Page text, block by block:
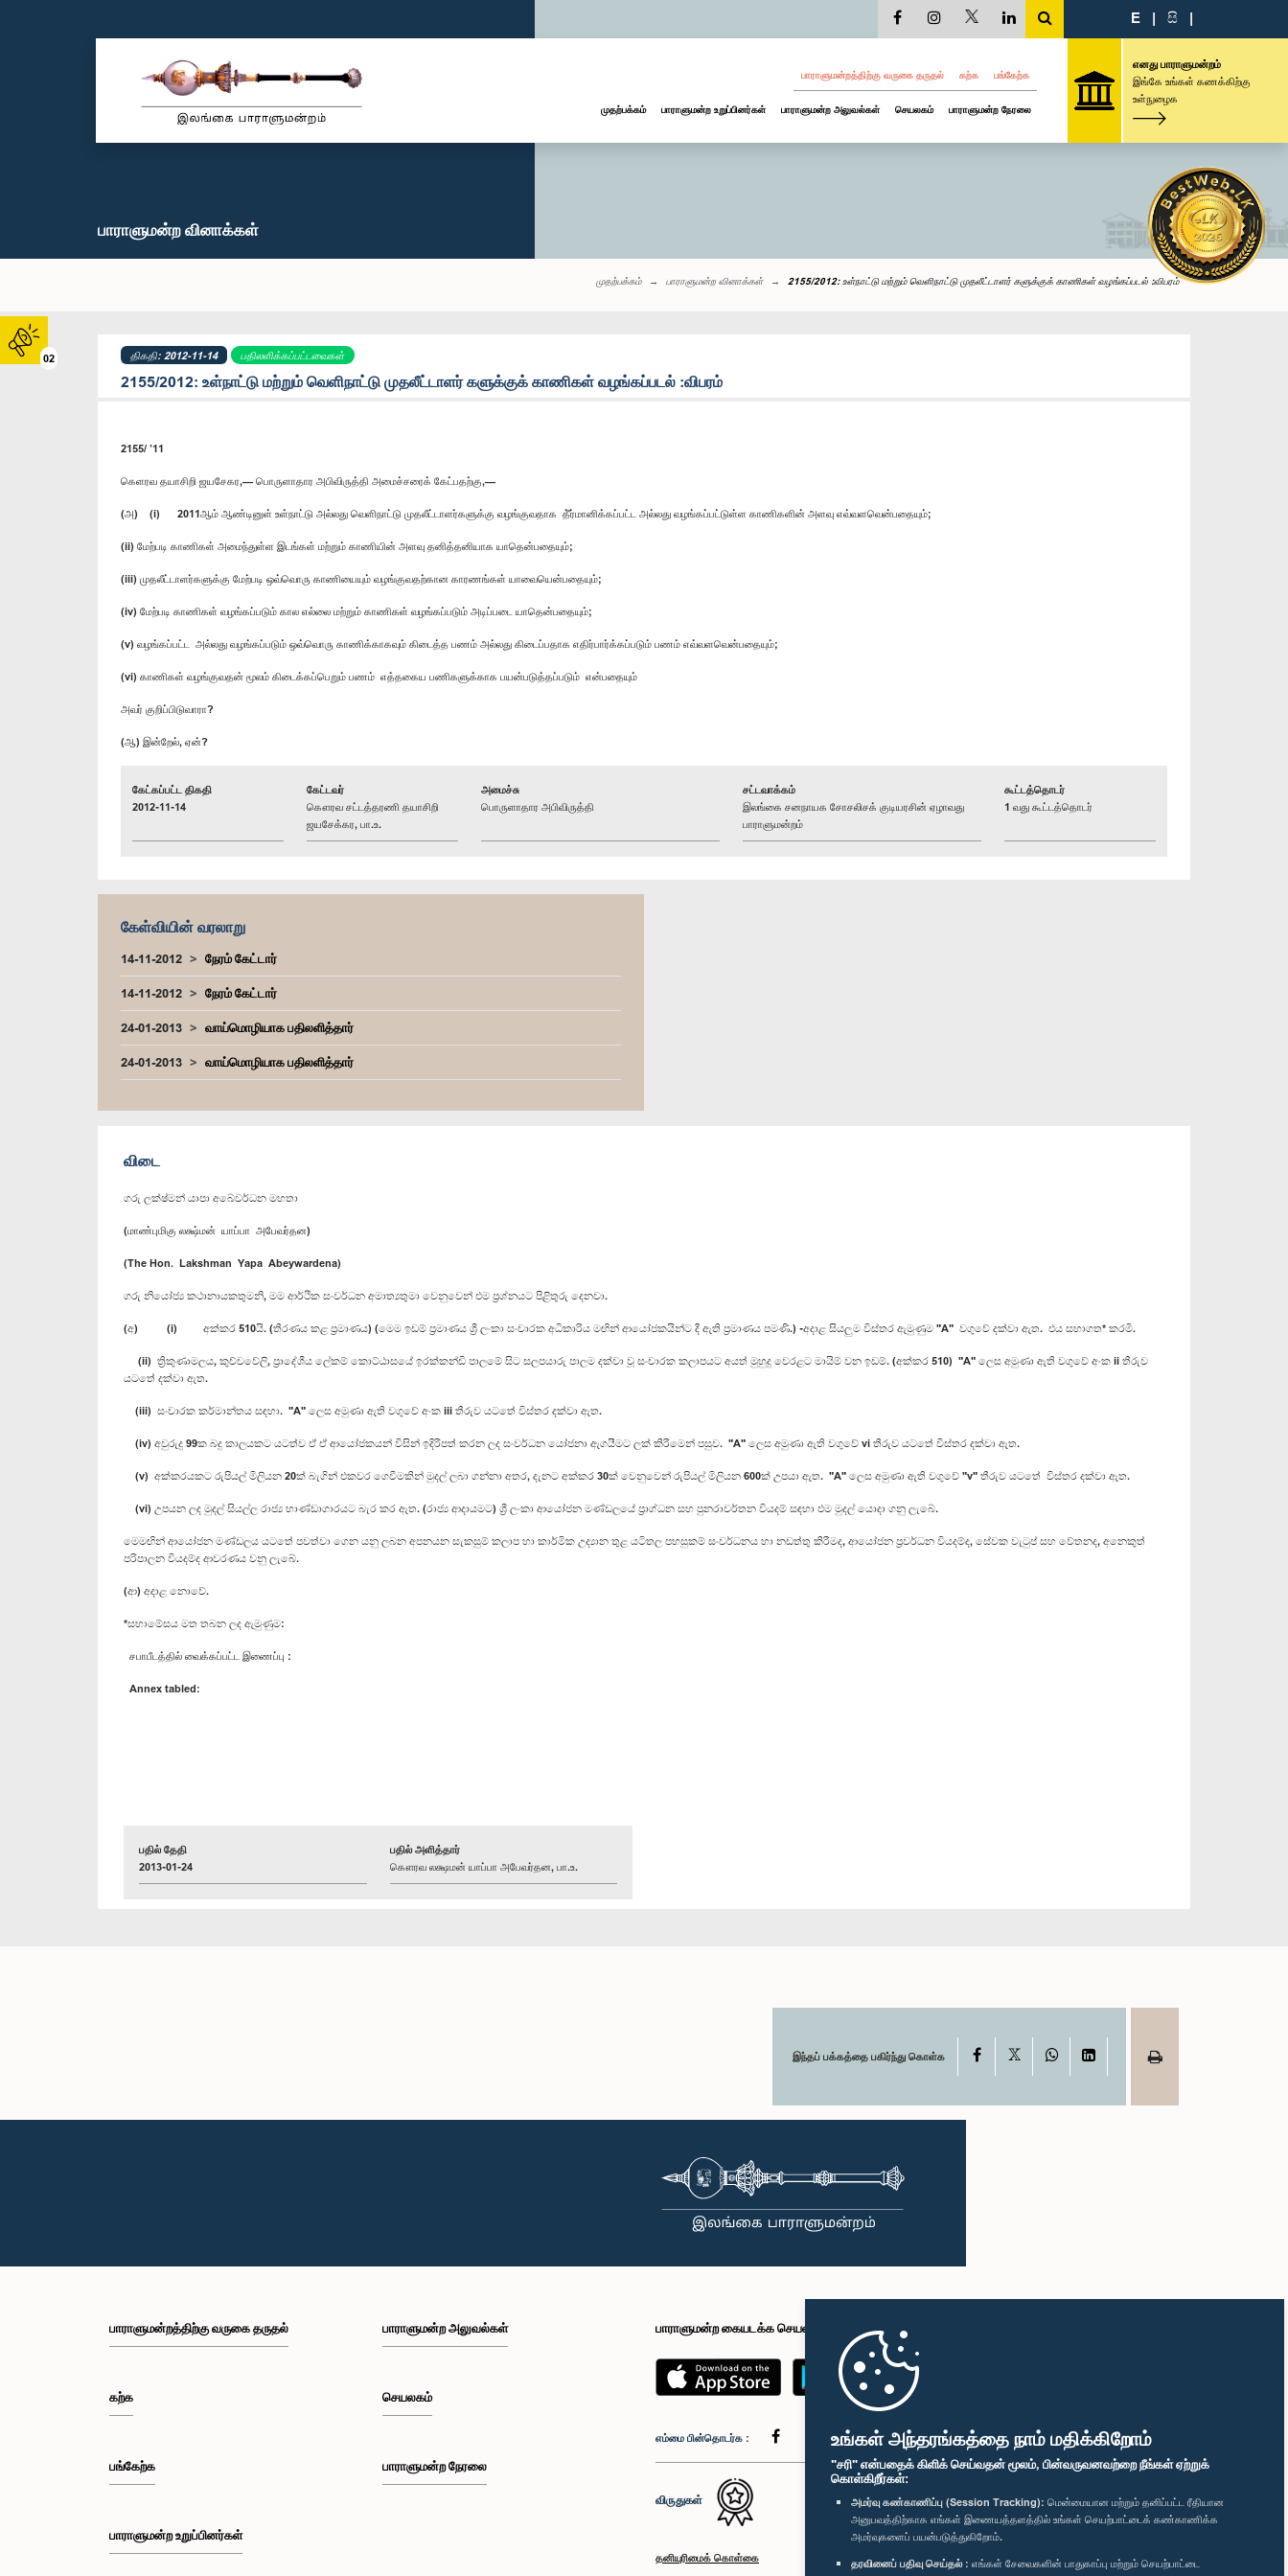
உங்கள் அந்தரங்கத்தை நாம் மதிக்கிறோம்
"சரி" என்பதைக் கிளிக் செய்வதன் மூலம், பின்வருவனவற்றை நீங்கள் ஏற்றுக்
கொள்கிறீர்கள்:
அமர்வு கண்காணிப்பு (Session Tracking): மென்மையான மற்றும் தனிப்பட்ட ரீதியான
அனுபவத்திற்காக எங்கள் இணையத்தளத்தில் உங்கள் செயற்பாட்டைக் கண்காணிக்க
அமர்வுகளைப் பயன்படுத்துகிறோம்.
தரவினைப் பதிவு செய்தல் : எங்கள் சேவைகளின் பாதுகாப்பு மற்றும் செயற்பாட்டை
02
E | සි |
பாராளுமன்றத்திற்கு வருகை தருதல் கற்க பங்கேற்க
முதற்பக்கம் பாராளுமன்ற உறுப்பினர்கள் பாராளுமன்ற அலுவல்கள் செயலகம் பாராளுமன்ற நேரலை
எனது பாராளுமன்றம்
இங்கே உங்கள் கணக்கிற்கு
உள்நுழைக
பாராளுமன்ற வினாக்கள்
முதற்பக்கம் பாராளுமன்ற வினாக்கள் 2155/2012: உள்நாட்டு மற்றும் வெளிநாட்டு முதலீட்டாளர் களுக்குக் காணிகள் வழங்கப்படல் :விபரம்
திகதி: 2012-11-14 பதிலளிக்கப்பட்டவைகள்
2155/2012: உள்நாட்டு மற்றும் வெளிநாட்டு முதலீட்டாளர் களுக்குக் காணிகள் வழங்கப்படல் :விபரம்
2155/ ’11
கெளரவ தயாசிறி ஜயசேகர,— பொருளாதார அபிவிருத்தி அமைச்சரைக் கேட்பதற்கு,—
(அ) (i) 2011ஆம் ஆண்டினுள் உள்நாட்டு அல்லது வெளிநாட்டு முதலீட்டாளர்களுக்கு வழங்குவதாக தீ்ர்மானிக்கப்பட்ட அல்லது வழங்கப்பட்டுள்ள காணிகளின் அளவு எவ்வளவென்பதையும்;
(ii) மேற்படி காணிகள் அமைந்துள்ள இடங்கள் மற்றும் காணியின் அளவு தனித்தனியாக யாதென்பதையும்;
(iii) முதலீட்டாளர்களுக்கு மேற்படி ஒவ்வொரு காணியையும் வழங்குவதற்கான காரணங்கள் யாவையென்பதையும்;
(iv) மேற்படி காணிகள் வழங்கப்படும் கால எல்லை மற்றும் காணிகள் வழங்கப்படும் அடிப்படை யாதென்பதையும்;
(v) வழங்கப்பட்ட அல்லது வழங்கப்படும் ஒவ்வொரு காணிக்காகவும் கிடைத்த பணம் அல்லது கிடைப்பதாக எதிர்பார்க்கப்படும் பணம் எவ்வளவென்பதையும்;
(vi) காணிகள் வழங்குவதன் மூலம் கிடைக்கப்பெறும் பணம் எத்தகைய பணிகளுக்காக பயன்படுத்தப்படும் என்பதையும்
அவர் குறிப்பிடுவாரா?
(ஆ) இன்றேல், ஏன்?
கேட்கப்பட்ட திகதி
2012-11-14
கேட்டவர்
கௌரவ சட்டத்தரணி தயாசிறி
ஜயசேக்கர, பா.உ.
அமைச்சு
பொருளாதார அபிவிருத்தி
சட்டவாக்கம்
இலங்கை சனநாயக சோசலிசக் குடியரசின் ஏழாவது
பாராளுமன்றம்
கூட்டத்தொடர்
1 வது கூட்டத்தொடர்
கேள்வியின் வரலாறு
14-11-2012
நேரம் கேட்டார்
14-11-2012
நேரம் கேட்டார்
24-01-2013
வாய்மொழியாக பதிலளித்தார்
24-01-2013
வாய்மொழியாக பதிலளித்தார்
விடை
ගරු ලක්ෂ්මන් යාපා අබේවර්ධන මහතා
(மாண்புமிகு லக்ஷ்மன் யாப்பா அபேவர்தன)
(The Hon. Lakshman Yapa Abeywardena)
ගරු නියෝජ්‍ය කථානායකතුමනි, මම ආර්ථික සංවර්ධන අමාත්‍යතුමා වෙනුවෙන් එම ප්‍රශ්නයට පිළිතුරු දෙනවා.
(අ) (i) අක්කර 510යි. (තීරණය කළ ප්‍රමාණය) (මෙම ඉඩම් ප්‍රමාණය ශ්‍රී ලංකා සංචාරක අධිකාරිය මඟින් ආයෝජකයින්ට දී ඇති ප්‍රමාණය පමණි.) -අදාළ සියලුම විස්තර ඇමුණුම "A" වගුවේ දක්වා ඇත. එය සභාගත* කරමි.
(ii) ත්‍රිකුණාමලය, කුච්චවේලි, ප්‍රාදේශීය ලේකම් කොට්ඨාසයේ ඉරක්කන්ඩි පාලමේ සිට සලපයාරු පාලම දක්වා වූ සංචාරක කලාපයට අයත් මුහුදු වෙරළට මායිම් වන ඉඩම්. (අක්කර 510) "A" ලෙස අමුණා ඇති වගුවේ අංක ii තීරුව
යටතේ දක්වා ඇත.
(iii) සංචාරක කර්මාන්තය සඳහා. "A" ලෙස අමුණා ඇති වගුවේ අංක iii තීරුව යටතේ විස්තර දක්වා ඇත.
(iv) අවුරුදු 99ක බදු කාලයකට යටත්ව ඒ ඒ ආයෝජකයන් විසින් ඉදිරිපත් කරන ලද සංවර්ධන යෝජනා ඇගයීමට ලක් කිරීමෙන් පසුව. "A" ලෙස අමුණා ඇති වගුවේ vi තීරුව යටතේ විස්තර දක්වා ඇත.
(v) අක්කරයකට රුපියල් මිලියන 20ක් බැගින් එකවර ගෙවීමකින් මුදල් ලබා ගන්නා අතර, දැනට අක්කර 30ක් වෙනුවෙන් රුපියල් මිලියන 600ක් උපයා ඇත. "A" ලෙස අමුණා ඇති වගුවේ "v" තීරුව යටතේ විස්තර දක්වා ඇත.
(vi) උපයන ලද මුදල් සියල්ල රාජ්‍ය භාණ්ඩාගාරයට බැර කර ඇත. (රාජ්‍ය ආදායමට) ශ්‍රී ලංකා ආයෝජන මණ්ඩලයේ ප්‍රාග්ධන සහ පුනරාවර්තන වියදම් සඳහා එම මුදල් යොදා ගනු ලැබේ.
මෙමඟින් ආයෝජන මණ්ඩලය යටතේ පවත්වා ගෙන යනු ලබන අපනයන සැකසුම් කලාප හා කාර්මික උද්‍යාන තුළ යටිතල පහසුකම් සංවර්ධනය හා නඩත්තු කිරීමද, ආයෝජන ප්‍රවර්ධන වියදම්ද, සේවක වැටුප් සහ වේතනද, අනෙකුත්
පරිපාලන වියදම්ද ආවරණය වනු ලැබේ.
(ආ) අදාළ නොවේ.
*සභාමේසය මත තබන ලද ඇමුණුම:
சபாபீடத்தில் வைக்கப்பட்ட இணைப்பு :
Annex tabled:
பதில் தேதி
2013-01-24
பதில் அளித்தார்
கௌரவ லக்ஷமன் யாப்பா அபேவர்தன, பா.உ.
இந்தப் பக்கத்தை பகிர்ந்து கொள்க Facebook WhatsAppLinkedIn
பாராளுமன்றத்திற்கு வருகை தருதல்
கற்க
பங்கேற்க
பாராளுமன்ற உறுப்பினர்கள்
பாராளுமன்ற அலுவல்கள்
செயலகம்
பாராளுமன்ற நேரலை
பாராளுமன்ற கையடக்க செயலி
எம்மை பின்தொடர்க :
விருதுகள்
தனியுரிமைக் கொள்கை